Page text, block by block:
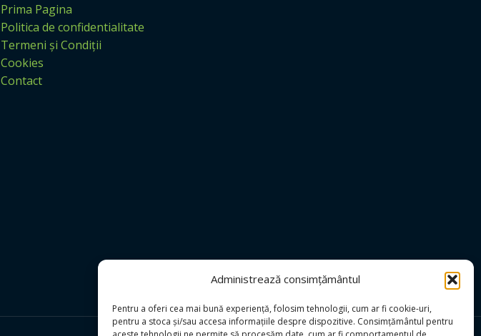
Administrează consimțământul
Pentru a oferi cea mai bună experiență, folosim tehnologii, cum ar fi cookie-uri,
pentru a stoca și/sau accesa informațiile despre dispozitive. Consimțământul pentru
Prima Pagina
Politica de confidentialitate
Termeni și Condiții
Cookies
Contact